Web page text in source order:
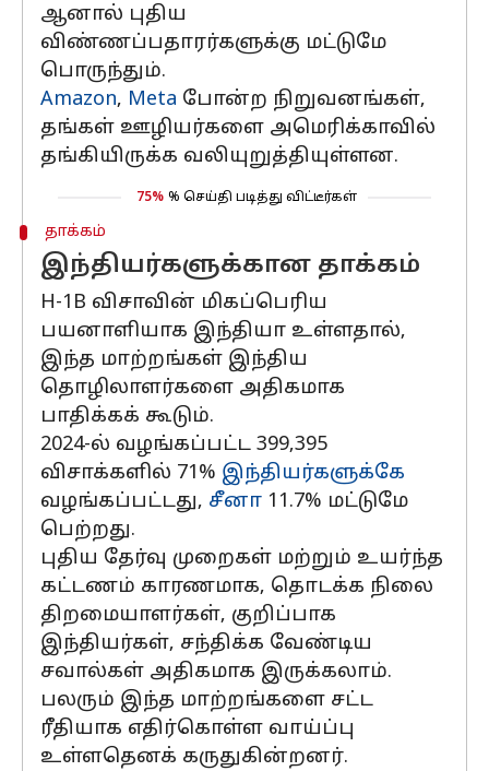
ஆனால் புதிய
விண்ணப்பதாரர்களுக்கு மட்டுமே
பொருந்தும்.
Amazon, Meta போன்ற நிறுவனங்கள்,
தங்கள் ஊழியர்களை அமெரிக்காவில்
தங்கியிருக்க வலியுறுத்தியுள்ளன.
75% % செய்தி படித்து விட்டீர்கள்
தாக்கம்
இந்தியர்களுக்கான தாக்கம்
H-1B விசாவின் மிகப்பெரிய
பயனாளியாக இந்தியா உள்ளதால்,
இந்த மாற்றங்கள் இந்திய
தொழிலாளர்களை அதிகமாக
பாதிக்கக் கூடும்.
2024-ல் வழங்கப்பட்ட 399,395
விசாக்களில் 71% இந்தியர்களுக்கே
வழங்கப்பட்டது, சீனா 11.7% மட்டுமே
பெற்றது.
புதிய தேர்வு முறைகள் மற்றும் உயர்ந்த
கட்டணம் காரணமாக, தொடக்க நிலை
திறமையாளர்கள், குறிப்பாக
இந்தியர்கள், சந்திக்க வேண்டிய
சவால்கள் அதிகமாக இருக்கலாம்.
பலரும் இந்த மாற்றங்களை சட்ட
ரீதியாக எதிர்கொள்ள வாய்ப்பு
உள்ளதெனக் கருதுகின்றனர்.